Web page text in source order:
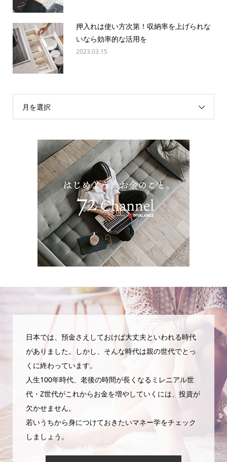
押入れは使い方次第！収納率を上げられな
いなら効率的な活用を
2023.03.15
月を選択
日本では、預金さえしておけば大丈夫といわれる時代
がありました。しかし、そんな時代は親の世代でとっ
くに終わっています。
人生100年時代、老後の時間が長くなるミレニアル世
代・Z世代がこれからお金を増やしていくには、投資が
欠かせません。
若いうちから身につけておきたいマネー学をチェック
しましょう。